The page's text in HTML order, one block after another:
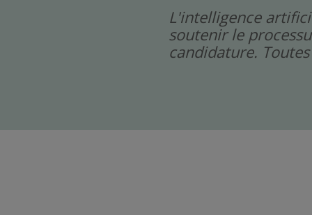
L'intelligence
soutenir le
candidature.